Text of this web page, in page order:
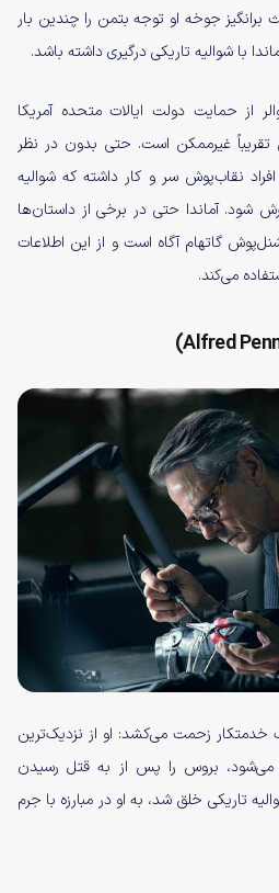
جوخه او توجه بتمن را چندین بار
با شوالیه تاریکی درگیری داشته باشد.
از حمایت دولت ایالات متحده آمریکا
تقریباً غیرممکن است. حتی بدون در نظر
نقاب‌پوش سر و کار داشته که شوالیه
شود. آماندا حتی در برخی از داستان‌ها
گاتهام آگاه است و از این اطلاعات
می‌کند.
خدمتکار زحمت می‌کشد: او از نزدیک‌ترین
بروس را پس از به قتل رسیدن
تاریکی خلق شد، به او در مبارزه با جرم